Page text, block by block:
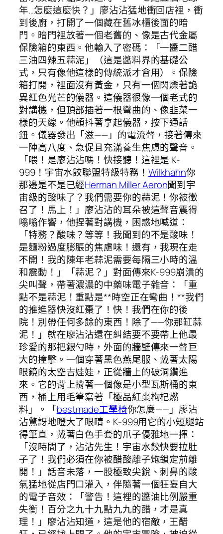
年…怎麼這麼快？」廖沾沾猛地衝回店裡，衝
到後廚，打開了一個藏在舊冰櫃後面的暗
門。暗門裡放著一個老舊的、像是古代金屬
保險箱的東西。他輸入了密碼：「一醬二醋
三油四辣五蒜泥」（這是醬料界的基礎公
式，只有像他這樣的傳統派才會用）。保險
箱打開，裡面沒有黃金，只有一個閃爍著詭
異紅色光芒的儀器。這儀器很像一個老式的
對講機，但頂部插著一根彎曲的、像韭菜一
樣的天線。他顫抖著拿起儀器，按下通話
鈕。儀器發出「滋——」的電流聲，接著傳來
一陣高八度、急促且充滿養生焦慮的聲音。
「喂！是廖沾沾嗎！快接聽！這裡是 K-
999！宇宙水餃聯盟特級特務！ Wilkhahn你
那邊是不是已經Herman Miller Aeron聞到宇
宙級的酸味了？我們需要你的蒜泥！你被徵
召了！馬上！」廖沾沾的耳朵被這聲音震得
嗡嗡作響，他捏著對講機，困惑地喊道：
「特務？酸味？等等！我聞到的不是酸味！
是麵粉過度膨脹的焦慮味！還有，我現在走
不開！我的陳年老蒜泥需要每隔三小時的溫
和震動！」「蒜泥？」對面傳來K-999崩潰的
尖叫聲，帶著濃濃的中藥味電子雜音：「重
點不是蒜泥！重點是**時空正在彎曲！**我們
的推進器快沒紅棗了！快！我們在你的後
院！別帶任何多餘的東西！除了——你那缸蒜
泥！」就在廖沾沾還在糾結要不要帶上他最
珍愛的那把銀勺時，外面的牆壁傳來一聲巨
大的撞擊。一個穿著黑色燕尾服、戴著太陽
眼鏡的太空吉娃娃，正從牆上的破洞鑽進
來。它的背上揹著一個像是小型瓦斯桶的東
西，桶上用毛筆寫著「極品紅棗枸杞燃
料」。「bestmade工學椅你怎麼——」廖沾
沾驚訝地瞪大了眼睛。K-999用它的小短腿站
得筆直，戴著白色手套的爪子優雅地一揮：
「沒時間了，沾沾先生！宇宙水餃快要拉肚
子了！我們必須在你被醋酸離子炮鎖定前離
開！」話音未落，一股極致尖銳、刺鼻的酸
氣猛地從店門口灌入，伴隨著一個狂妄自大
的電子音效：「警告！這裡的醬油比例嚴重
失衡！百分之九十九點九九的醋，才是真
理！」廖沾沾知道，這是他的宿敵，王醋